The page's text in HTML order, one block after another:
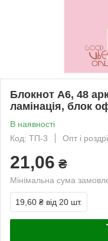
Блокнот А6, 48
ламінація, блок
В наявності
Код: ТП-3
Опт і
21,06 ₴
Мінімальна сума
19,60 ₴ від 20 шт.